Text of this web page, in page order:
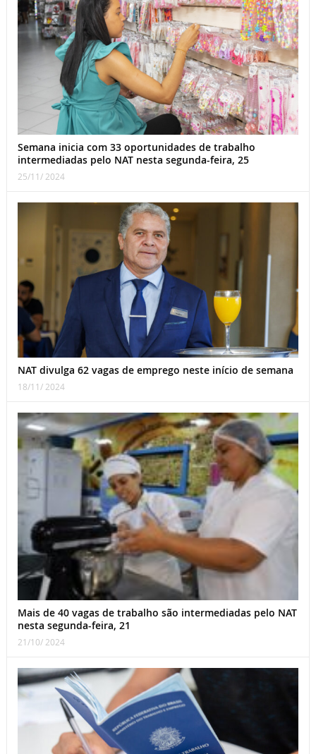
Semana inicia com 33 oportunidades de trabalho
intermediadas pelo NAT nesta segunda-feira, 25
25/11/ 2024
NAT divulga 62 vagas de emprego neste início de semana
18/11/ 2024
Mais de 40 vagas de trabalho são intermediadas pelo NAT
nesta segunda-feira, 21
21/10/ 2024